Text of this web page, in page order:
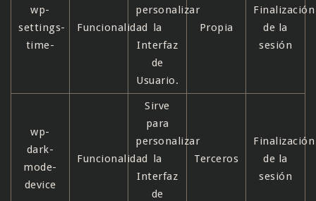
wp-
settings-
time-
Funcionalidad
personalizar
la
Interfaz
de
Usuario.
Propia
Finalización
de la
sesión
wp-
dark-
mode-
device
Funcionalidad
Sirve
para
personalizar
la
Interfaz
de
Terceros
Finalización
de la
sesión